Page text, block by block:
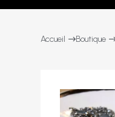
Accueil Boutique